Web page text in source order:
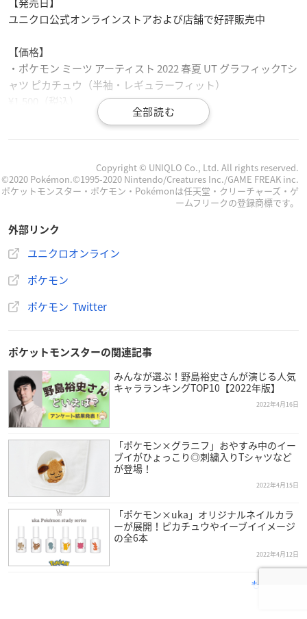
ユニクロ公式オンラインストアおよび店舗で好評販売中
【価格】
・ポケモン ミーツ アーティスト 2022 春夏 UT グラフィックTシ
ャツ ピカチュウ（半袖・レギュラーフィット）
¥1,500（税込）
・KIDS ポケモン ミーツ アーティスト 2022 春夏 UT グラフィッ
4月18日（月）に、ユニクロの最新ポケモンUTコレクショ
ン「ポケモン ミーツ アーティスト 2022 春夏」が発売決
アーティストユニット・magmaさんが手がけた、ユニーク
なデザインに注目してね！
くわしくはこちら！
— ポケモン公式ツイッター (@Pokemon_cojp)
Copyright © UNIQLO Co., Ltd. All rights reserved.
©2020 Pokémon.©1995-2020 Nintendo/Creatures Inc./GAME FREAK inc.
ポケットモンスター・ポケモン・Pokémonは任天堂・クリーチャーズ・ゲ
ームフリークの登録商標です。
外部リンク
ユニクロオンライン
ポケモン
ポケモン Twitter
ポケットモンスターの関連記事
みんなが選ぶ！野島裕史さんが演じる人気
キャラランキングTOP10【2022年版】
2022年4月16日
「ポケモン×グラニフ」おやすみ中のイー
ブイがひょっこり◎刺繍入りTシャツなど
が登場！
2022年4月15日
「ポケモン×uka」オリジナルネイルカラ
ーが展開！ピカチュウやイーブイイメージ
の全6本
2022年4月12日
もっと見る